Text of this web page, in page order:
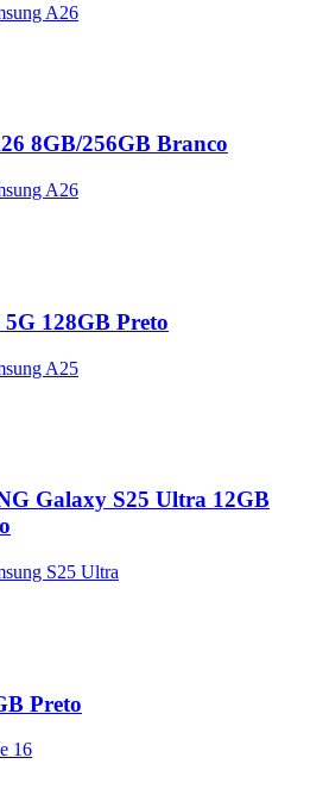
A26
8GB/256GB Branco
A26
128GB Preto
A25
Galaxy S25 Ultra 12GB
S25 Ultra
Preto
16